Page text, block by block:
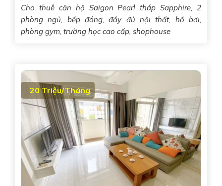
Cho thuê căn hộ Saigon Pearl tháp Sapphire, 2
phòng ngủ, bếp đóng, đầy đủ nội thất, hồ bơi,
phòng gym, trường học cao cấp, shophouse
20 Triệu/Tháng